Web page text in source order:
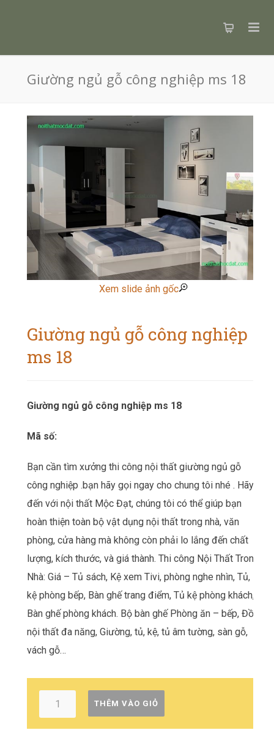
Giường ngủ gỗ công nghiệp ms 18
Xem slide ảnh gốc
Giường ngủ gỗ công nghiệp
ms 18
Giường ngủ gỗ công nghiệp ms 18
Mã số:
Bạn cần tìm xưởng thi công nội thất giường ngủ gỗ
công nghiệp .bạn hãy gọi ngay cho chung tôi nhé . Hãy
đến với nội thất Mộc Đạt, chúng tôi có thể giúp bạn
hoàn thiện toàn bộ vật dụng nội thất trong nhà, văn
phòng, cửa hàng mà không còn phải lo lắng đến chất
lượng, kích thước, và giá thành. Thi công Nội Thất Trong
Nhà: Giá – Tủ sách, Kệ xem Tivi, phòng nghe nhìn, Tủ,
kệ phòng bếp, Bàn ghế trang điểm, Tủ kệ phòng khách,
Bàn ghế phòng khách. Bộ bàn ghế Phòng ăn – bếp, Đồ
nội thất đa năng, Giường, tủ, kệ, tủ âm tường, sàn gỗ,
vách gỗ…
THÊM VÀO GIỎ